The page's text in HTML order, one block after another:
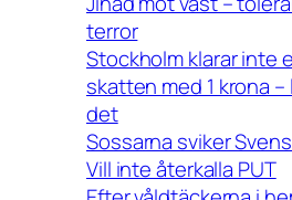
terror
Stockholm klarar inte
skatten med 1 krona
det
Sossarna sviker
Vill inte återkalla PUT